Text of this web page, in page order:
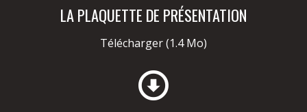
LA PLAQUETTE DE PRÉSENTATION
Télécharger(1.4 Mo)